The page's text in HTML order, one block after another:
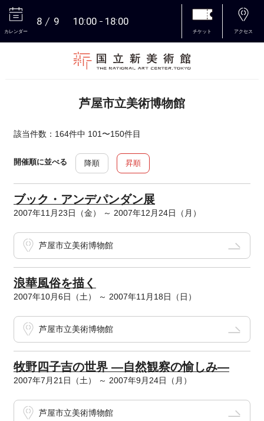
カレンダー
8 9 10:00 18:00
チケット アクセス
芦屋市立美術博物館
該当件数：164件中 101〜150件目
開催順に並べる 降順 昇順
ブック・アンデパンダン展
2007年11月23日（金） ～ 2007年12月24日（月）
芦屋市立美術博物館
浪華風俗を描く
2007年10月6日（土） ～ 2007年11月18日（日）
芦屋市立美術博物館
牧野四子吉の世界 ―自然観察の愉しみ―
2007年7月21日（土） ～ 2007年9月24日（月）
芦屋市立美術博物館